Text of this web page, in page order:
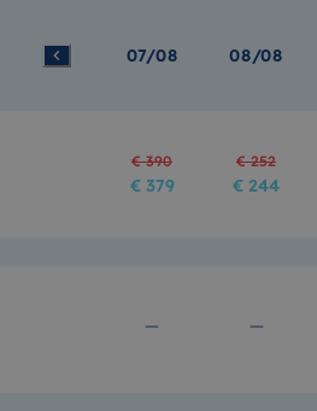
07/08 08/08
€ 390
€ 379
€ 252
€ 244